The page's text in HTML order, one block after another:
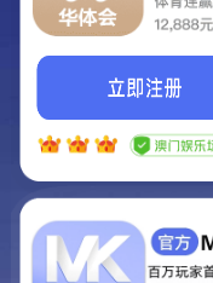
我们
我们
它将